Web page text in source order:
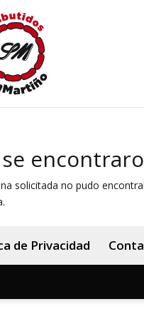
solicitada no pudo
de Privacidad